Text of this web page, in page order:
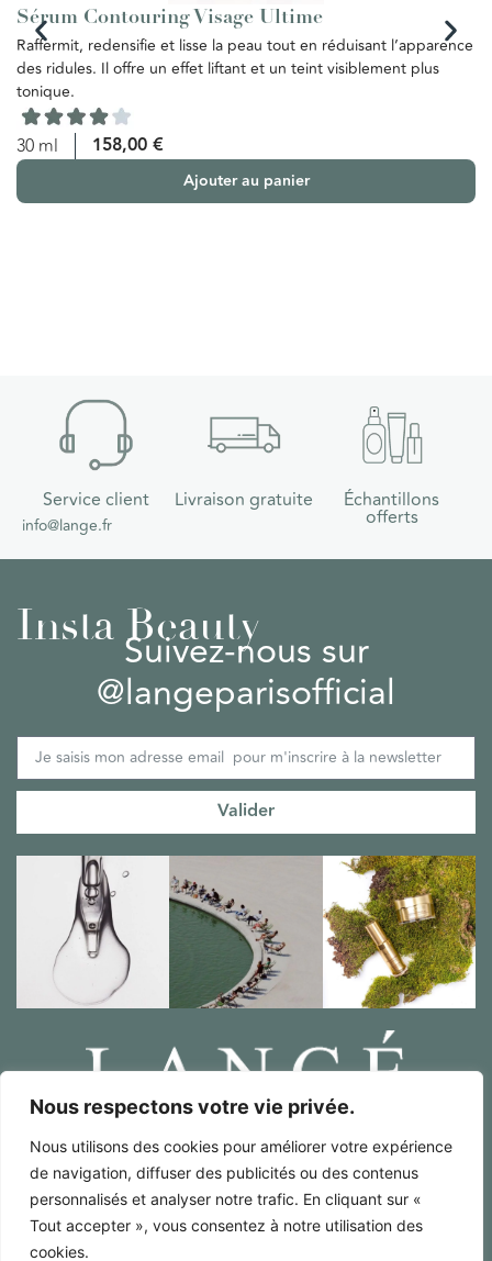
Nous respectons votre vie privée.
Nous utilisons des cookies pour améliorer votre expérience
de navigation, diffuser des publicités ou des contenus
personnalisés et analyser notre trafic. En cliquant sur «
Tout accepter », vous consentez à notre utilisation des
cookies.
Sérum Contouring Visage Ultime
Raffermit, redensifie et lisse la peau tout en réduisant l’apparence
des ridules. Il offre un effet liftant et un teint visiblement plus
tonique.
30 ml 158,00 €
Ajouter au panier
Service client
info@lange.fr
Livraison gratuite Échantillons
offerts
Insta Beauty
Suivez-nous sur
@langeparisofficial
Valider
Mentions Légales / RGPD
Conditions générales de ventes
Français